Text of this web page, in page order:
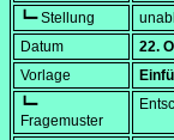
┗━ Stellung
Datum
22.
Vorlage
┗━
Fragemuster